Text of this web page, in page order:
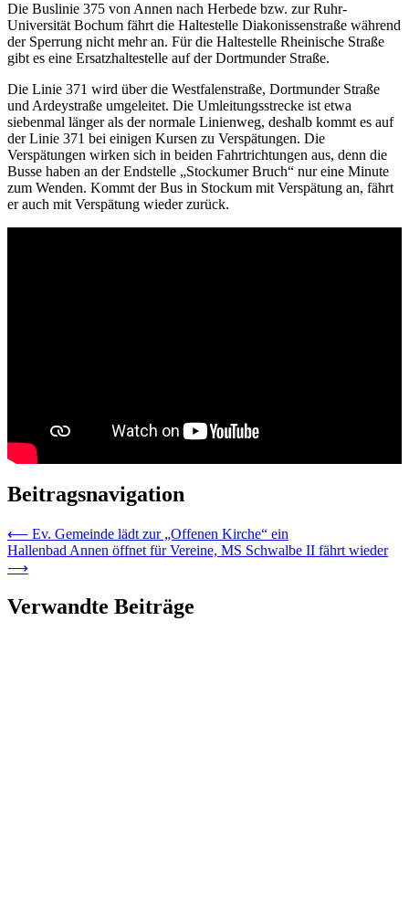
Die Buslinie 375 von Annen nach Herbede bzw. zur Ruhr-
Universität Bochum fährt die Haltestelle Diakonissenstraße während
der Sperrung nicht mehr an. Für die Haltestelle Rheinische Straße
gibt es eine Ersatzhaltestelle auf der Dortmunder Straße.
Die Linie 371 wird über die Westfalenstraße, Dortmunder Straße
und Ardeystraße umgeleitet. Die Umleitungsstrecke ist etwa
siebenmal länger als der normale Linienweg, deshalb kommt es auf
der Linie 371 bei einigen Kursen zu Verspätungen. Die
Verspätungen wirken sich in beiden Fahrtrichtungen aus, denn die
Busse haben an der Endstelle „Stockumer Bruch“ nur eine Minute
zum Wenden. Kommt der Bus in Stockum mit Verspätung an, fährt
er auch mit Verspätung wieder zurück.
Beitragsnavigation
⟵ Ev. Gemeinde lädt zur „Offenen Kirche“ ein
Hallenbad Annen öffnet für Vereine, MS Schwalbe II fährt wieder
⟶
Verwandte Beiträge